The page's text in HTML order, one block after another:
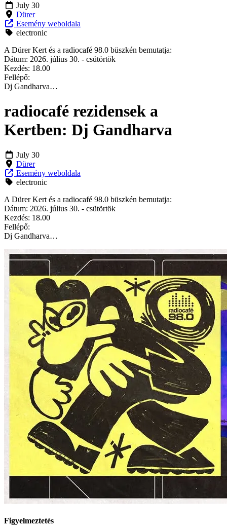
July 30
Dürer
Esemény weboldala
electronic
A Dürer Kert és a radiocafé 98.0 büszkén bemutatja:
Dátum: 2026. július 30. - csütörtök
Kezdés: 18.00
Fellépő:
Dj Gandharva…
radiocafé rezidensek a
Kertben: Dj Gandharva
July 30
Dürer
Esemény weboldala
electronic
A Dürer Kert és a radiocafé 98.0 büszkén bemutatja:
Dátum: 2026. július 30. - csütörtök
Kezdés: 18.00
Fellépő:
Dj Gandharva…
Figyelmeztetés